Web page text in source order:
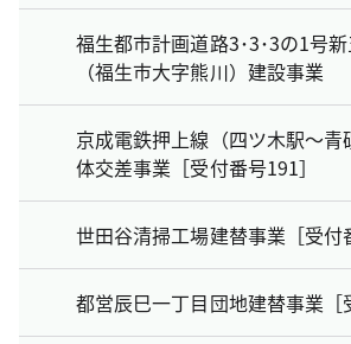
福生都市計画道路3･3･3の1号
（福生市大字熊川）建設事業
京成電鉄押上線（四ツ木駅～青
体交差事業［受付番号191］
世田谷清掃工場建替事業［受付
都営辰巳一丁目団地建替事業［